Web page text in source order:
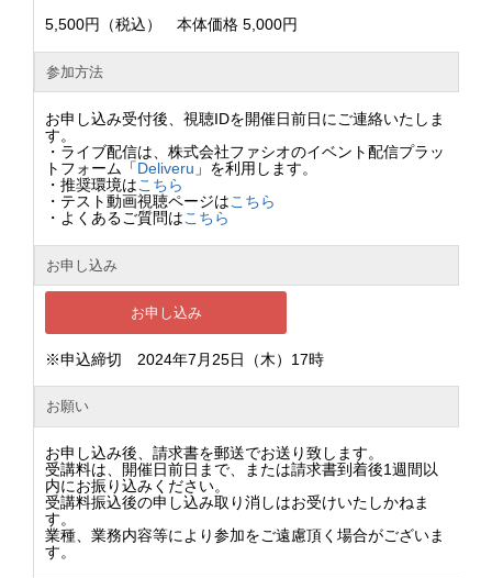
5,500円（税込） 本体価格 5,000円
参加方法
お申し込み受付後、視聴IDを開催日前日にご連絡いたしま
す。
・ライブ配信は、株式会社ファシオのイベント配信プラッ
トフォーム「Deliveru 」を利用します。
・推奨環境はこちら
・テスト動画視聴ページはこちら
・よくあるご質問はこちら
お申し込み
お申し込み
※申込締切 2024年7月25日（木）17時
お願い
お申し込み後、請求書を郵送でお送り致します。
受講料は、開催日前日まで、または請求書到着後1週間以
内にお振り込みください。
受講料振込後の申し込み取り消しはお受けいたしかねま
す。
業種、業務内容等により参加をご遠慮頂く場合がございま
す。